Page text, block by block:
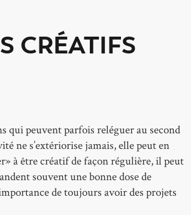
CRÉATIFS
qui peuvent parfois reléguer au second
ne s’extériorise jamais, elle peut en
à être créatif de façon régulière, il peut
souvent une bonne dose de
de toujours avoir des projets